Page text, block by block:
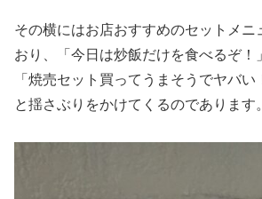
その横にはお店おすすめのセットメニ
おり、「今日は炒飯だけを食べるぞ！
「焼売セット買ってうまそうでヤバ
と揺さぶりをかけてくるのであります。